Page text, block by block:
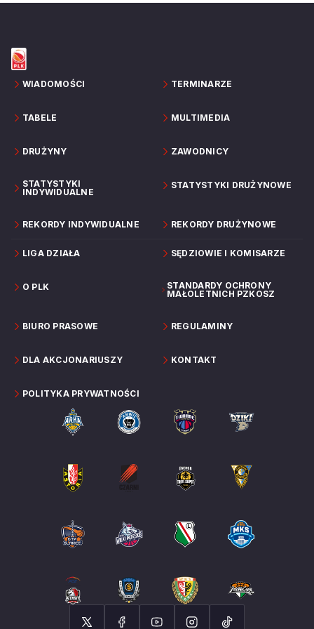
WIADOMOŚCI TERMINARZE
TABELE MULTIMEDIA
DRUŻYNY ZAWODNICY
STATYSTYKI
INDYWIDUALNE
STATYSTYKI DRUŻYNOWE
REKORDY INDYWIDUALNE REKORDY DRUŻYNOWE
LIGA DZIAŁA SĘDZIOWIE I KOMISARZE
O PLK
STANDARDY OCHRONY
MAŁOLETNICH PZKOSZ
BIURO PRASOWE REGULAMINY
DLA AKCJONARIUSZY KONTAKT
POLITYKA PRYWATNOŚCI